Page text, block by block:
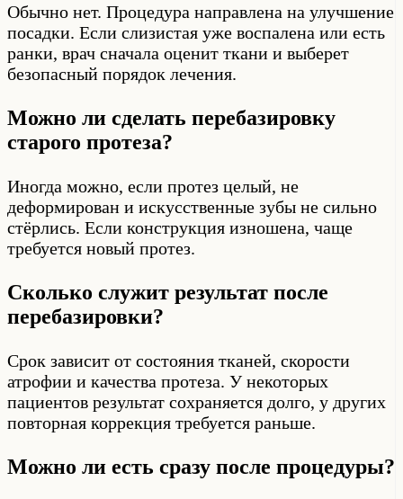
Обычно нет. Процедура направлена на улучшение
посадки. Если слизистая уже воспалена или есть
ранки, врач сначала оценит ткани и выберет
безопасный порядок лечения.
Можно ли сделать перебазировку
старого протеза?
Иногда можно, если протез целый, не
деформирован и искусственные зубы не сильно
стёрлись. Если конструкция изношена, чаще
требуется новый протез.
Сколько служит результат после
перебазировки?
Срок зависит от состояния тканей, скорости
атрофии и качества протеза. У некоторых
пациентов результат сохраняется долго, у других
повторная коррекция требуется раньше.
Можно ли есть сразу после процедуры?